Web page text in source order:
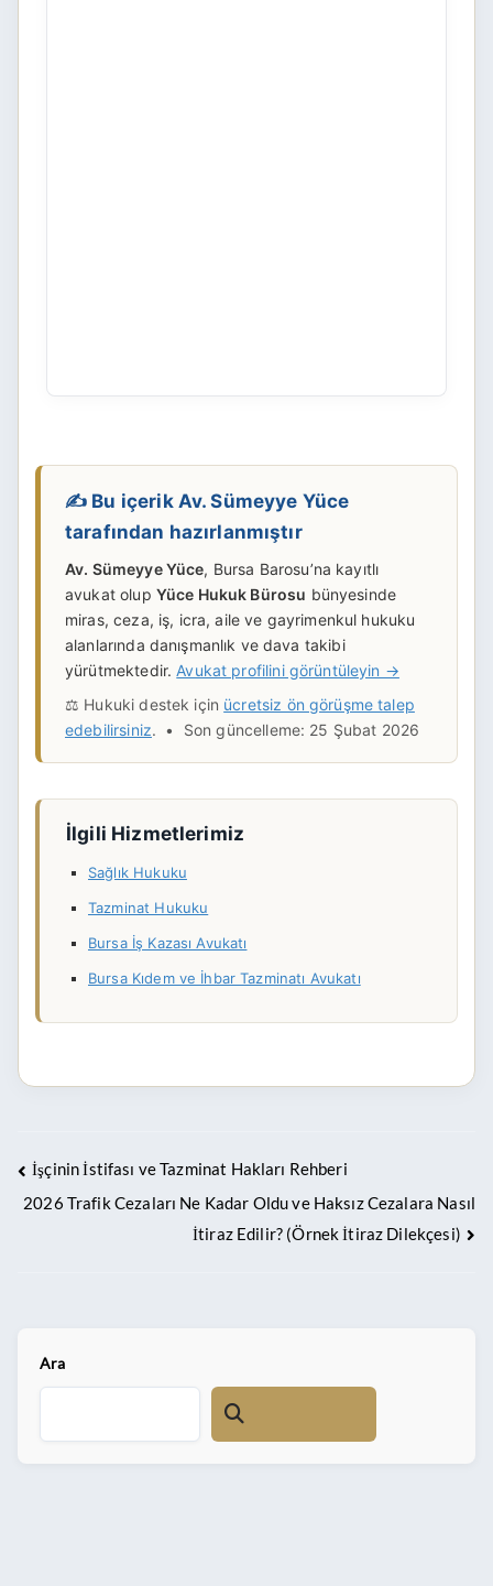
✍️ Bu içerik Av. Sümeyye Yüce
tarafından hazırlanmıştır
Av. Sümeyye Yüce, Bursa Barosu’na kayıtlı
avukat olup Yüce Hukuk Bürosu bünyesinde
miras, ceza, iş, icra, aile ve gayrimenkul hukuku
alanlarında danışmanlık ve dava takibi
yürütmektedir. Avukat profilini görüntüleyin →
⚖️ Hukuki destek için ücretsiz ön görüşme talep
edebilirsiniz. • Son güncelleme: 25 Şubat 2026
İlgili Hizmetlerimiz
Sağlık Hukuku
Tazminat Hukuku
Bursa İş Kazası Avukatı
Bursa Kıdem ve İhbar Tazminatı Avukatı
İşçinin İstifası ve Tazminat Hakları Rehberi
2026 Trafik Cezaları Ne Kadar Oldu ve Haksız Cezalara Nasıl
İtiraz Edilir? (Örnek İtiraz Dilekçesi)
Ara